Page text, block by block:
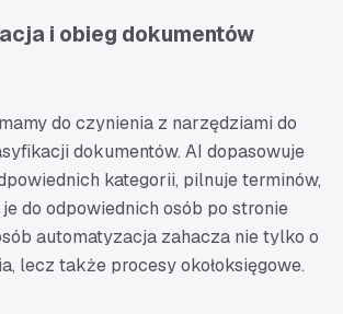
i obieg dokumentów
do czynienia z narzędziami do
dokumentów. AI dopasowuje
kategorii, pilnuje terminów,
do odpowiednich osób po stronie
automatyzacja zahacza nie tylko o
lecz także procesy okołoksięgowe.